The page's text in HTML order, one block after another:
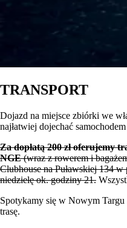
TRANSPORT
Dojazd na miejsce zbiórki we
najłatwiej dojechać
Za dopłatą 200 zł oferujemy
NGE(wraz z rowerem i
Clubhouse na Puławskiej 134
niedzielę ok. godziny 21.
Spotykamy się w Nowym
trasę.